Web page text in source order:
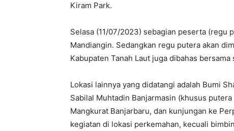
Kiram Park.
Selasa (11/07/2023) sebagian peserta (regu
Mandiangin. Sedangkan regu putera akan
Kabupaten Tanah Laut juga dibahas
Lokasi lainnya yang didatangi adalah Bumi
Sabilal Muhtadin Banjarmasin (khusus
Mangkurat Banjarbaru, dan kunjungan ke
kegiatan di lokasi perkemahan, kecuali